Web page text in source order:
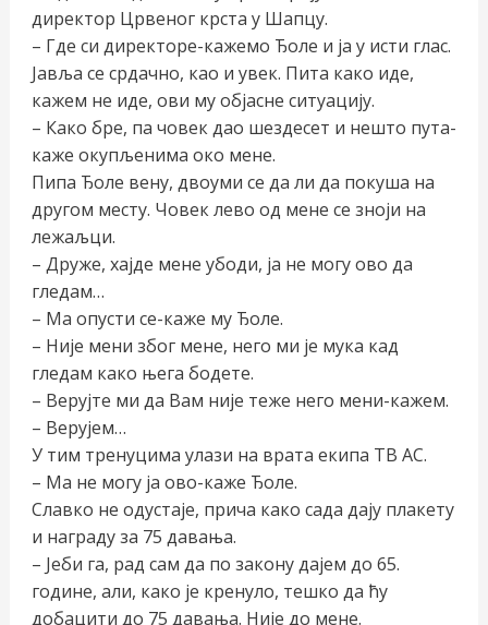
директор Црвеног крста у Шапцу.
– Где си директоре-кажемо Ђоле и ја у исти глас.
Јавља се срдачно, као и увек. Пита како иде,
кажем не иде, ови му објасне ситуацију.
– Како бре, па човек дао шездесет и нешто пута-
каже окупљенима око мене.
Пипа Ђоле вену, двоуми се да ли да покуша на
другом месту. Човек лево од мене се зноји на
лежаљци.
– Друже, хајде мене убоди, ја не могу ово да
гледам…
– Ма опусти се-каже му Ђоле.
– Није мени због мене, него ми је мука кад
гледам како њега бодете.
– Верујте ми да Вам није теже него мени-кажем.
– Верујем…
У тим тренуцима улази на врата екипа ТВ АС.
– Ма не могу ја ово-каже Ђоле.
Славко не одустаје, прича како сада дају плакету
и награду за 75 давања.
– Јеби га, рад сам да по закону дајем до 65.
године, али, како је кренуло, тешко да ћу
добацити до 75 давања. Није до мене.